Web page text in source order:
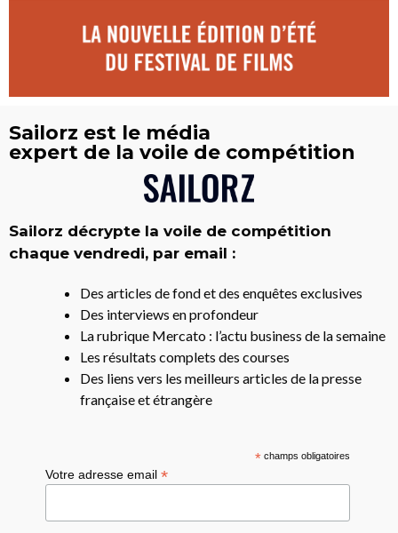
Sailorz est le média
expert de la voile de compétition
Sailorz décrypte la voile de compétition
chaque vendredi, par email :
Des articles de fond et des enquêtes exclusives
Des interviews en profondeur
La rubrique Mercato : l’actu business de la semaine
Les résultats complets des courses
Des liens vers les meilleurs articles de la presse
française et étrangère
*champs obligatoires
Votre adresse email*